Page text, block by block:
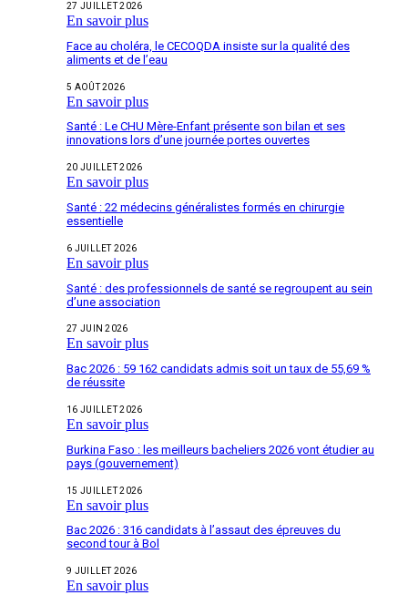
27 JUILLET 2026
En savoir plus
Face au choléra, le CECOQDA insiste sur la qualité des
aliments et de l’eau
5 AOÛT 2026
En savoir plus
Santé : Le CHU Mère-Enfant présente son bilan et ses
innovations lors d’une journée portes ouvertes
20 JUILLET 2026
En savoir plus
Santé : 22 médecins généralistes formés en chirurgie
essentielle
6 JUILLET 2026
En savoir plus
Santé : des professionnels de santé se regroupent au sein
d’une association
27 JUIN 2026
En savoir plus
Bac 2026 : 59 162 candidats admis soit un taux de 55,69 %
de réussite
16 JUILLET 2026
En savoir plus
Burkina Faso : les meilleurs bacheliers 2026 vont étudier au
pays (gouvernement)
15 JUILLET 2026
En savoir plus
Bac 2026 : 316 candidats à l’assaut des épreuves du
second tour à Bol
9 JUILLET 2026
En savoir plus